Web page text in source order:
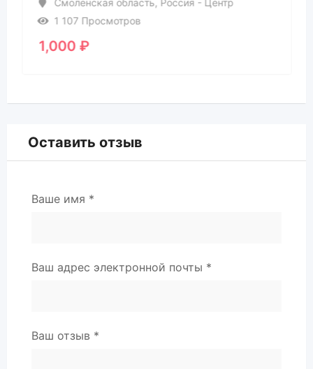
1 107 Просмотров
1,000 ₽
Оставить отзыв
Ваше имя *
Ваш адрес электронной почты *
Ваш отзыв *